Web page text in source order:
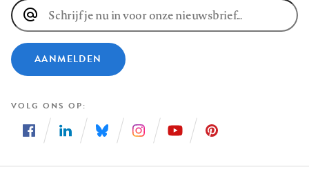
E-
mailadres
AANMELDEN
VOLG ONS OP
ons
ons
ons
ons
ons
ons